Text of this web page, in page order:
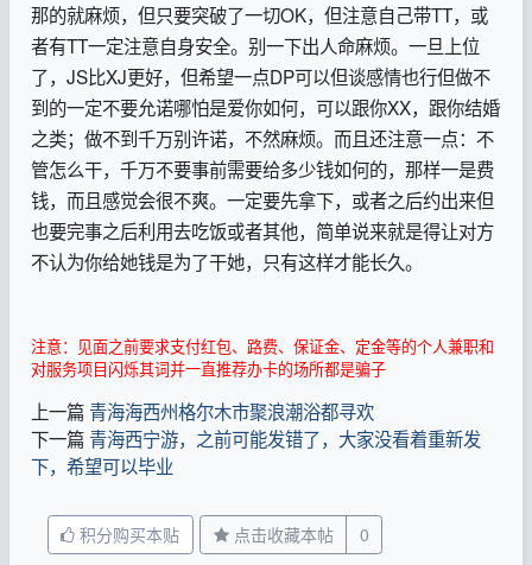
那的就麻烦，但只要突破了一切OK，但注意自己带TT，或
者有TT一定注意自身安全。别一下出人命麻烦。一旦上位
了，JS比XJ更好，但希望一点DP可以但谈感情也行但做不
到的一定不要允诺哪怕是爱你如何，可以跟你XX，跟你结婚
之类；做不到千万别许诺，不然麻烦。而且还注意一点：不
管怎么干，千万不要事前需要给多少钱如何的，那样一是费
钱，而且感觉会很不爽。一定要先拿下，或者之后约出来但
也要完事之后利用去吃饭或者其他，简单说来就是得让对方
不认为你给她钱是为了干她，只有这样才能长久。
注意：见面之前要求支付红包、路费、保证金、定金等的个人兼职和
对服务项目闪烁其词并一直推荐办卡的场所都是骗子
上一篇 青海海西州格尔木市聚浪潮浴都寻欢
下一篇 青海西宁游，之前可能发错了，大家没看着重新发
下，希望可以毕业
积分购买本贴 点击收藏本帖 0